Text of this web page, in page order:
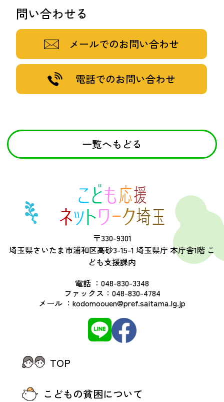
問い合わせる
メールでのお問い合わせ
電話でのお問い合わせ
一覧へもどる
〒330-9301
埼玉県さいたま市浦和区高砂3-15-1 埼玉県庁 本庁舎1階 こ
ども支援課内
電話 ： 048-830-3348
ファックス： 048-830-4784
メール ： kodomoouen@pref.saitama.lg.jp
TOP
こどもの貧困について